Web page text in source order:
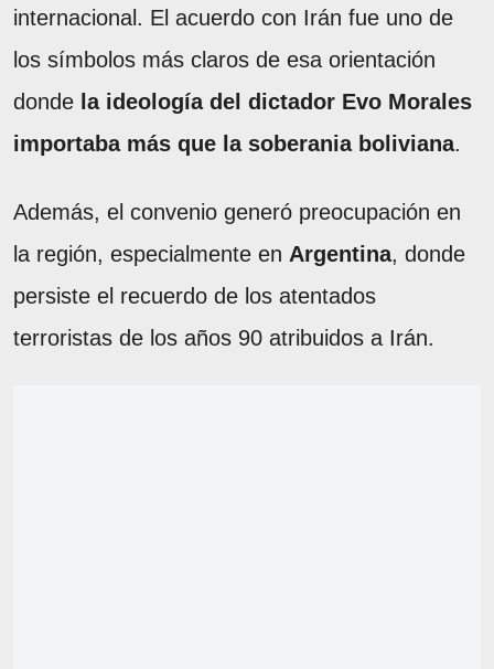
internacional. El acuerdo con Irán fue uno de
los símbolos más claros de esa orientación
donde la ideología del dictador Evo Morales
importaba más que la soberania boliviana.
Además, el convenio generó preocupación en
la región, especialmente en Argentina, donde
persiste el recuerdo de los atentados
terroristas de los años 90 atribuidos a Irán.